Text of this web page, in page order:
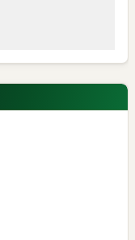
#1 Global untuk